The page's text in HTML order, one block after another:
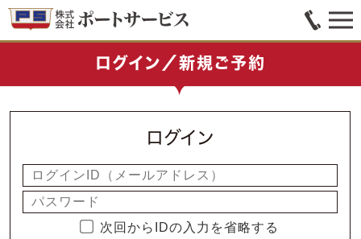
ログイン／新規ご予約
ログイン
次回からIDの入力を省略する